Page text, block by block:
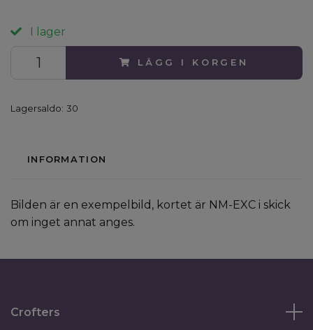
I lager
LÄGG I KORGEN
Lagersaldo: 30
INFORMATION
Bilden är en exempelbild, kortet är NM-EXC i skick
om inget annat anges.
Crofters